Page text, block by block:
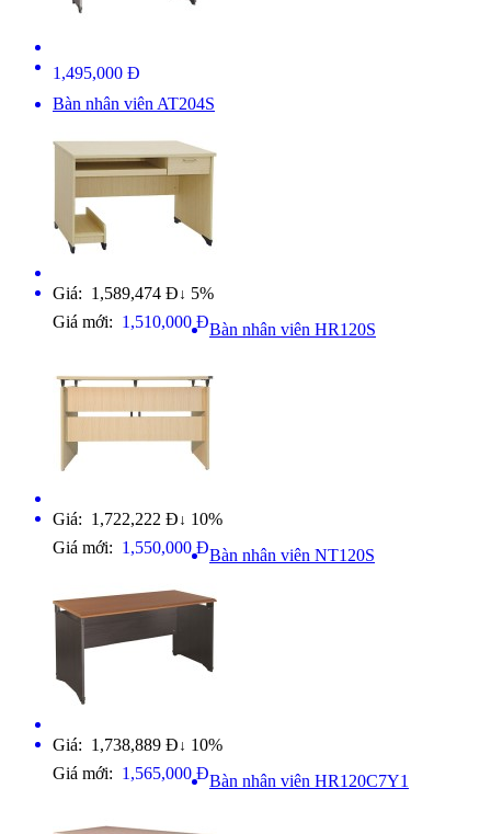
1,495,000 Đ
Bàn nhân viên AT204S
Giá: 1,589,474 Đ ↓ 5%
Giá mới: 1,510,000 ĐBàn nhân viên HR120S
Giá: 1,722,222 Đ ↓ 10%
Giá mới: 1,550,000 ĐBàn nhân viên NT120S
Giá: 1,738,889 Đ ↓ 10%
Giá mới: 1,565,000 ĐBàn nhân viên HR120C7Y1